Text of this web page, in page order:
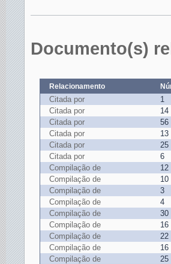
Documento(s)
Relacionamento
Citada por 1
Citada por
14
Citada por
56
Citada por
13
Citada por
25
Citada por
6
Compilação de
12
Compilação de
10
Compilação de
3
Compilação de
4
Compilação de
30
Compilação de
16
Compilação de
22
Compilação de
16
Compilação de
25